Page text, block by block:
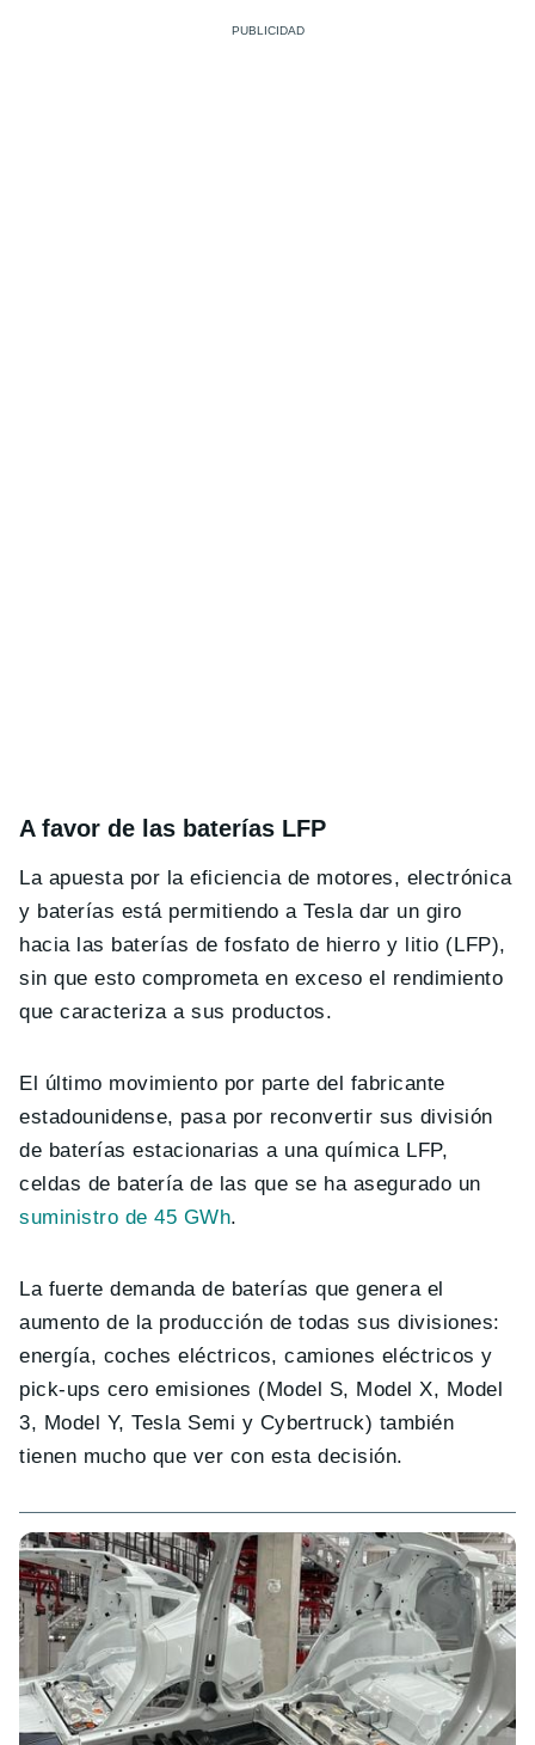
A favor de las baterías LFP
La apuesta por la eficiencia de motores, electrónica
y baterías está permitiendo a Tesla dar un giro
hacia las baterías de fosfato de hierro y litio (LFP),
sin que esto comprometa en exceso el rendimiento
que caracteriza a sus productos.
El último movimiento por parte del fabricante
estadounidense, pasa por reconvertir sus división
de baterías estacionarias a una química LFP,
celdas de batería de las que se ha asegurado un
suministro de 45 GWh.
La fuerte demanda de baterías que genera el
aumento de la producción de todas sus divisiones:
energía, coches eléctricos, camiones eléctricos y
pick-ups cero emisiones (Model S, Model X, Model
3, Model Y, Tesla Semi y Cybertruck) también
tienen mucho que ver con esta decisión.